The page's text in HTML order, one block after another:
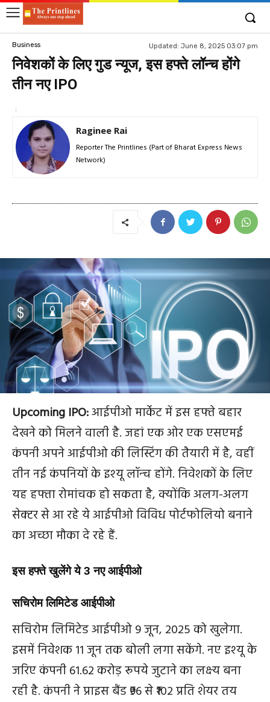
Business Updated: June 8, 2025 03:07 pm
निवेशकों के लिए गुड न्यूज, इस हफ्ते लॉन्च होंगे
तीन नए IPO
Raginee Rai
Reporter The Printlines (Part of Bharat Express News
Network)
IPO
Upcoming IPO:आईपीओ मार्केट में इस हफ्ते बहार
देखने को मिलने वाली है. जहां एक ओर एक एसएमई
कंपनी अपने आईपीओ की लिस्टिंग की तैयारी में है, वहीं
तीन नई कंपनियों के इश्‍यू लॉन्‍च होंगे. निवेशकों के लिए
यह हफ्ता रोमांचक हो सकता है, क्योंकि अलग-अलग
सेक्टर से आ रहे ये आईपीओ विविध पोर्टफोलियो बनाने
का अच्छा मौका दे रहे हैं.
इस हफ्ते खुलेंगे ये 3 नए आईपीओ
सचिरोम लिमिटेड आईपीओ
सचिरोम लिमिटेड आईपीओ 9 जून, 2025 को खुलेगा.
इसमें निवेशक 11 जून तक बोली लगा सकेंगे. नए इश्‍यू के
जरिए कंपनी 61.62 करोड़ रूपये जुटाने का लक्ष्‍य बना
रही है. कंपनी ने प्राइस बैंड ₹96 से ₹102 प्रति शेयर तय